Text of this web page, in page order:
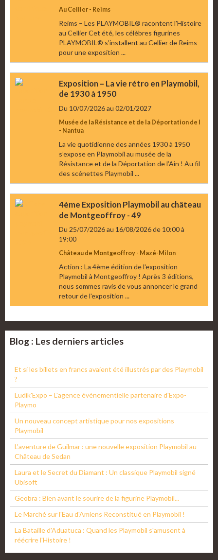
Au Cellier - Reims
Reims – Les PLAYMOBIL® racontent l'Histoire
au Cellier Cet été, les célèbres figurines
PLAYMOBIL® s'installent au Cellier de Reims
pour une exposition ...
Exposition – La vie rétro en Playmobil,
de 1930 à 1950
Du 10/07/2026au 02/01/2027
Musée de la Résistance et de la Déportation de l
- Nantua
La vie quotidienne des années 1930 à 1950
s’expose en Playmobil au musée de la
Résistance et de la Déportation de l’Ain ! Au fil
des scénettes Playmobil ...
4ème Exposition Playmobil au château
de Montgeoffroy - 49
Du 25/07/2026au 16/08/2026de 10:00à
19:00
Château de Montgeoffroy - Mazé-Milon
Action : La 4ème édition de l'exposition
Playmobil à Montgeoffroy ! Après 3 éditions,
nous sommes ravis de vous annoncer le grand
retour de l'exposition ...
Blog : Les derniers articles
Et si les billets en francs avaient été illustrés par des Playmobil
?
Ludik'Expo – L'agence événementielle partenaire d'Expo-
Playmo
Un nouveau concept artistique pour nos expositions
Playmobil
L'aventure de Guilmar : une nouvelle exposition Playmobil au
Château de Sedan
Laura et le Secret du Diamant : Un classique Playmobil signé
Ubisoft
Geobra : Bien avant le sourire de la figurine Playmobil...
Le Marché sur l'Eau d'Amiens Reconstitué en Playmobil !
La Bataille d'Aduatuca : Quand les Playmobil s'amusent à
réécrire l'Histoire !